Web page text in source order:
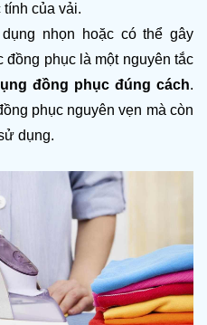
tính của vải.
nhọn hoặc có thể gây
phục là một nguyên tắc
đồng phục đúng cách.
phục nguyên vẹn mà còn
dụng.